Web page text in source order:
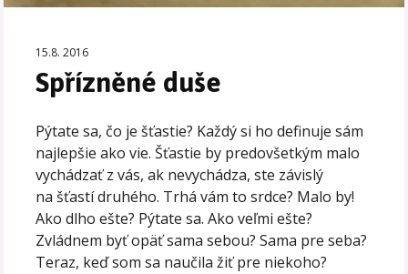
15.8. 2016
Spřízněné duše
Pýtate sa, čo je šťastie? Každý si ho definuje sám
najlepšie ako vie. Šťastie by predovšetkým malo
vychádzať z vás, ak nevychádza, ste závislý
na šťastí druhého. Trhá vám to srdce? Malo by!
Ako dlho ešte? Pýtate sa. Ako veľmi ešte?
Zvládnem byť opäť sama sebou? Sama pre seba?
Teraz, keď som sa naučila žiť pre niekoho?